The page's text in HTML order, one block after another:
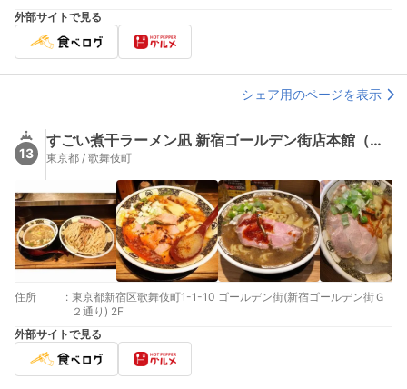
外部サイトで見る
シェア用のページを表示
13
すごい煮干ラーメン凪 新宿ゴールデン街店本館（【旧店名】ラーメン凪 煮干王）
東京都 / 歌舞伎町
住所 : 東京都新宿区歌舞伎町1-1-10 ゴールデン街(新宿ゴールデン街Ｇ
２通り) 2F
外部サイトで見る